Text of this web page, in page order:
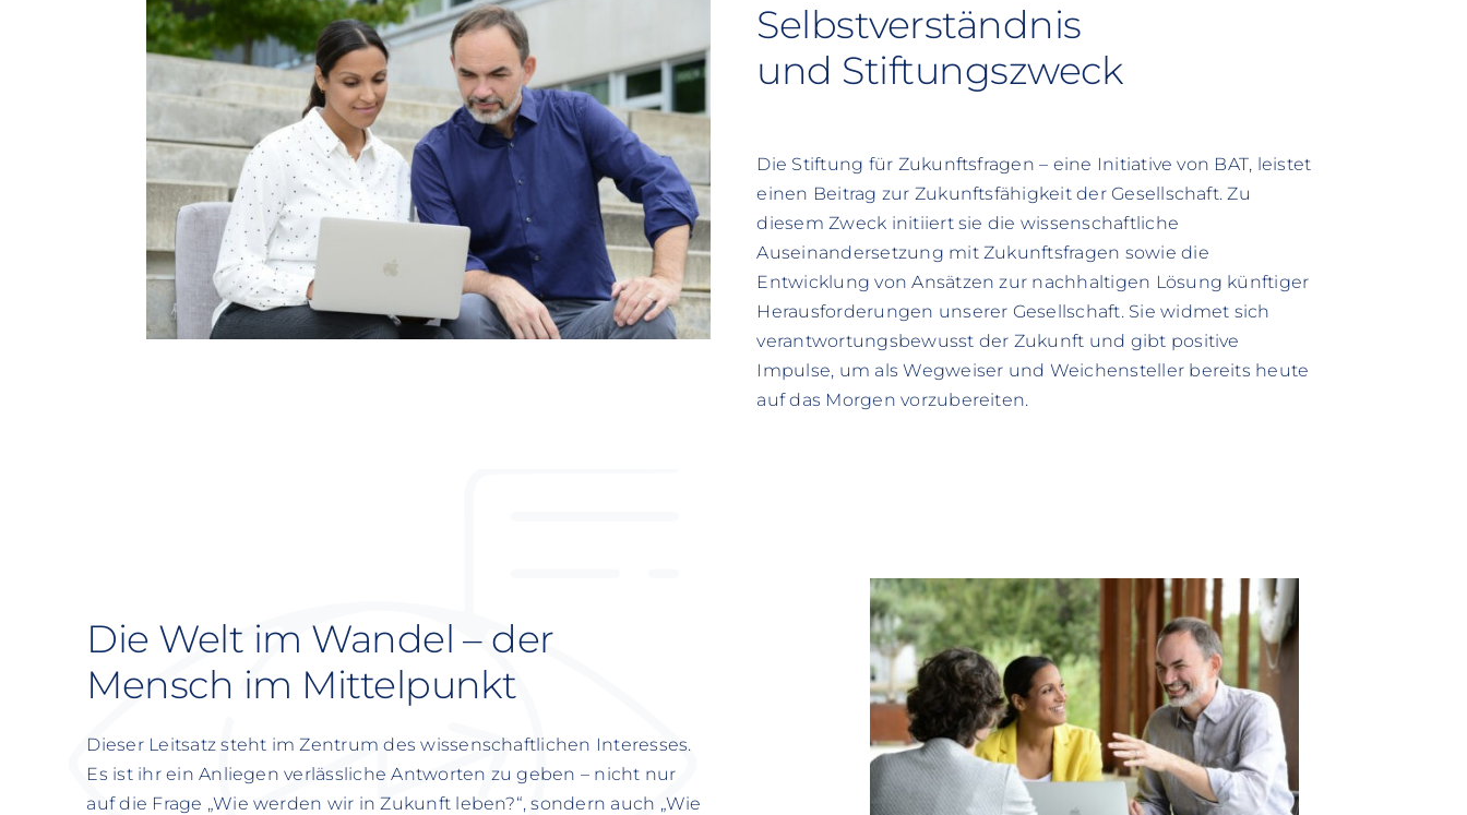
Selbstverständnis
und Stiftungszweck
Die Stiftung für Zukunftsfragen – eine Initiative von BAT, leistet
einen Beitrag zur Zukunftsfähigkeit der Gesellschaft. Zu
diesem Zweck initiiert sie die wissenschaftliche
Auseinandersetzung mit Zukunftsfragen sowie die
Entwicklung von Ansätzen zur nachhaltigen Lösung künftiger
Herausforderungen unserer Gesellschaft. Sie widmet sich
verantwortungsbewusst der Zukunft und gibt positive
Impulse, um als Wegweiser und Weichensteller bereits heute
auf das Morgen vorzubereiten.
Die Welt im Wandel – der
Mensch im Mittelpunkt
Dieser Leitsatz steht im Zentrum des wissenschaftlichen Interesses.
Es ist ihr ein Anliegen verlässliche Antworten zu geben – nicht nur
auf die Frage „Wie werden wir in Zukunft leben?“, sondern auch „Wie